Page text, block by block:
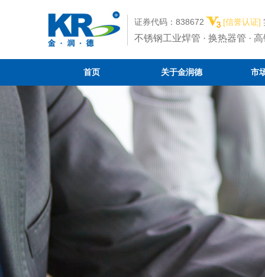
证券代码：838672 [信誉认证]
不锈钢工业焊管 · 换热器管 ·
首页 关于金润德 市